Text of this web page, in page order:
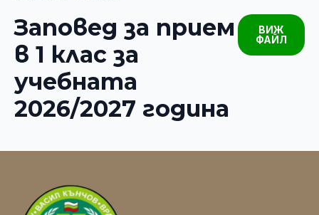
Заповед за прием
в 1 клас за
учебната
2026/2027 година
ВИЖ
ФАЙЛ